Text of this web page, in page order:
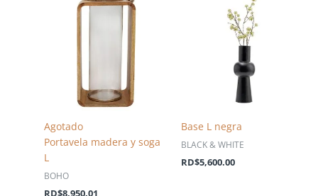
Agotado
Portavela madera y soga
L
BOHO
RD$8,950.01
Base L negra
BLACK & WHITE
RD$5,600.00